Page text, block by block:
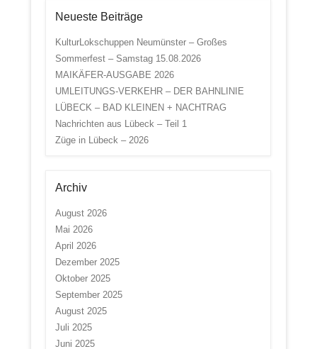
Neueste Beiträge
KulturLokschuppen Neumünster – Großes
Sommerfest – Samstag 15.08.2026
MAIKÄFER-AUSGABE 2026
UMLEITUNGS-VERKEHR – DER BAHNLINIE
LÜBECK – BAD KLEINEN + NACHTRAG
Nachrichten aus Lübeck – Teil 1
Züge in Lübeck – 2026
Archiv
August 2026
Mai 2026
April 2026
Dezember 2025
Oktober 2025
September 2025
August 2025
Juli 2025
Juni 2025